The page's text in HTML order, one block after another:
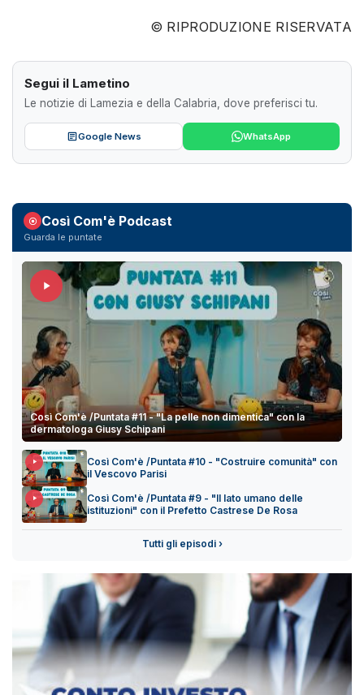
© RIPRODUZIONE RISERVATA
Segui il Lametino
Le notizie di Lamezia e della Calabria, dove preferisci tu.
Google News WhatsApp
Così Com'è Podcast
Guarda le puntate
Così Com'è /Puntata #11 - "La pelle non dimentica" con la
dermatologa Giusy Schipani
Così Com'è /Puntata #10 - "Costruire comunità" con
il Vescovo Parisi
Così Com'è /Puntata #9 - "Il lato umano delle
istituzioni" con il Prefetto Castrese De Rosa
Tutti gli episodi ›